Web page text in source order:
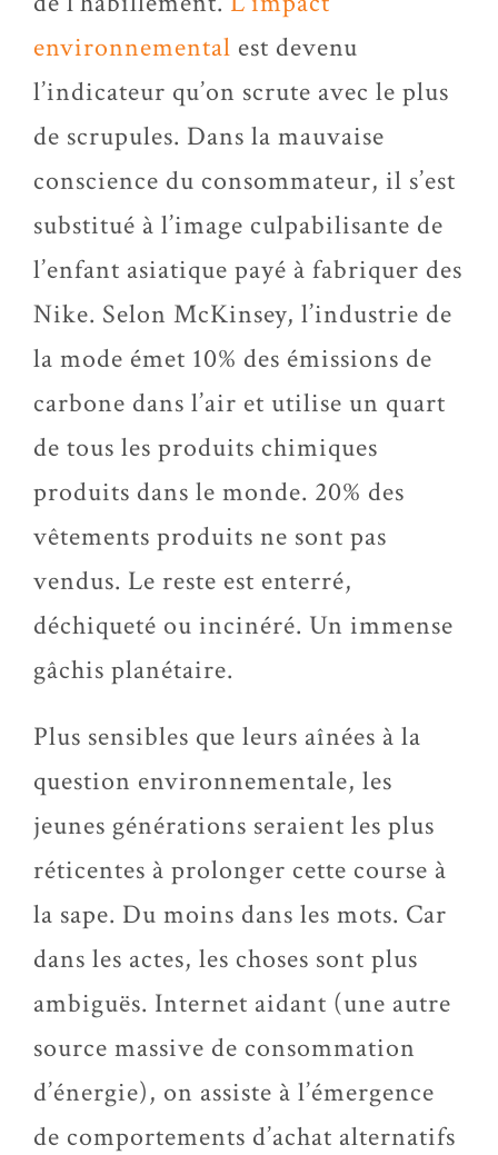
environnemental est devenu
l’indicateur qu’on scrute avec le plus
de scrupules. Dans la mauvaise
conscience du consommateur, il s’est
substitué à l’image culpabilisante de
l’enfant asiatique payé à fabriquer des
Nike. Selon McKinsey, l’industrie de
la mode émet 10% des émissions de
carbone dans l’air et utilise un quart
de tous les produits chimiques
produits dans le monde. 20% des
vêtements produits ne sont pas
vendus. Le reste est enterré,
déchiqueté ou incinéré. Un immense
gâchis planétaire.
Plus sensibles que leurs aînées à la
question environnementale, les
jeunes générations seraient les plus
réticentes à prolonger cette course à
la sape. Du moins dans les mots. Car
dans les actes, les choses sont plus
ambiguës. Internet aidant (une autre
source massive de consommation
d’énergie), on assiste à l’émergence
de comportements d’achat alternatifs